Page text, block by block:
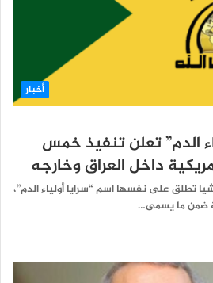
أخبار
الدم” تعلن تنفيذ خمس
داخل العراق وخارجه
تطلق على نفسها اسم “سرايا أولياء الدم”،
ضمن ما يسمى…